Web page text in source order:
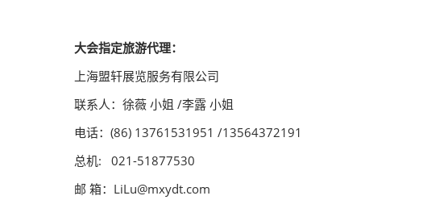
大会指定旅游代理：
上海盟轩展览服务有限公司
联系人：徐薇 小姐 /李露 小姐
电话：(86) 13761531951 /13564372191
总机: 021-51877530
邮 箱：LiLu@mxydt.com